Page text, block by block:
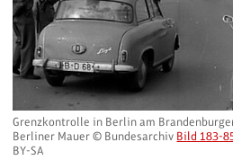
Grenzkontrolle in Berlin am
Berliner Mauer © Bundesarchiv Bild 183-
BY-SA